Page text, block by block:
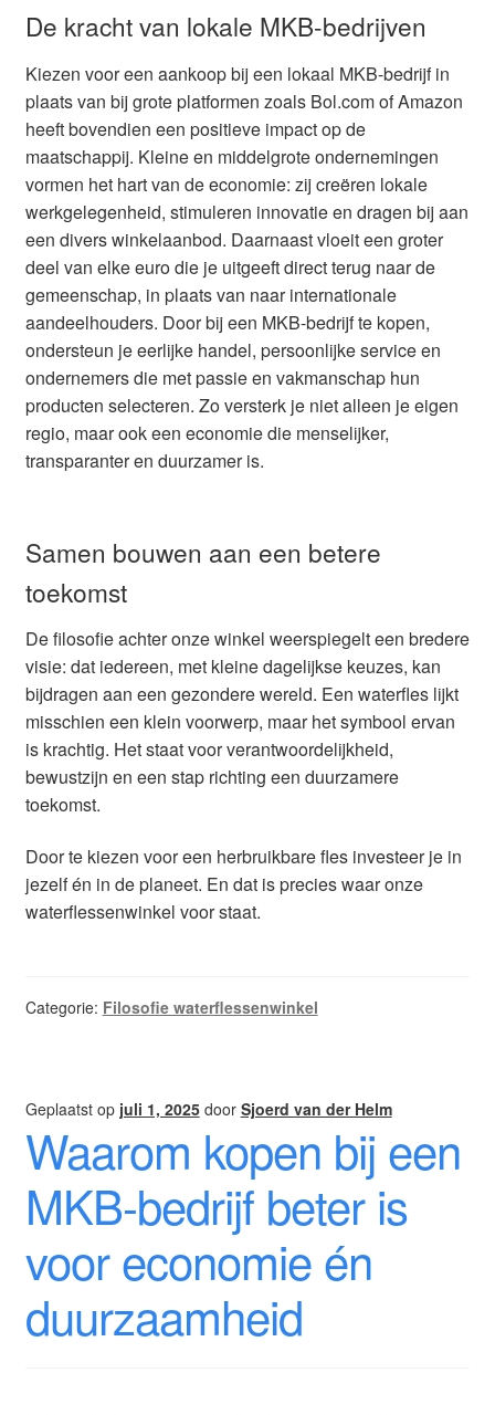
De kracht van lokale MKB-bedrijven
Kiezen voor een aankoop bij een lokaal MKB-bedrijf in
plaats van bij grote platformen zoals Bol.com of Amazon
heeft bovendien een positieve impact op de
maatschappij. Kleine en middelgrote ondernemingen
vormen het hart van de economie: zij creëren lokale
werkgelegenheid, stimuleren innovatie en dragen bij aan
een divers winkelaanbod. Daarnaast vloeit een groter
deel van elke euro die je uitgeeft direct terug naar de
gemeenschap, in plaats van naar internationale
aandeelhouders. Door bij een MKB-bedrijf te kopen,
ondersteun je eerlijke handel, persoonlijke service en
ondernemers die met passie en vakmanschap hun
producten selecteren. Zo versterk je niet alleen je eigen
regio, maar ook een economie die menselijker,
transparanter en duurzamer is.
Samen bouwen aan een betere
toekomst
De filosofie achter onze winkel weerspiegelt een bredere
visie: dat iedereen, met kleine dagelijkse keuzes, kan
bijdragen aan een gezondere wereld. Een waterfles lijkt
misschien een klein voorwerp, maar het symbool ervan
is krachtig. Het staat voor verantwoordelijkheid,
bewustzijn en een stap richting een duurzamere
toekomst.
Door te kiezen voor een herbruikbare fles investeer je in
jezelf én in de planeet. En dat is precies waar onze
waterflessenwinkel voor staat.
Categorie: Filosofie waterflessenwinkel
Geplaatst op juli 1, 2025 door Sjoerd van der Helm
Waarom kopen bij een
MKB-bedrijf beter is
voor economie én
duurzaamheid